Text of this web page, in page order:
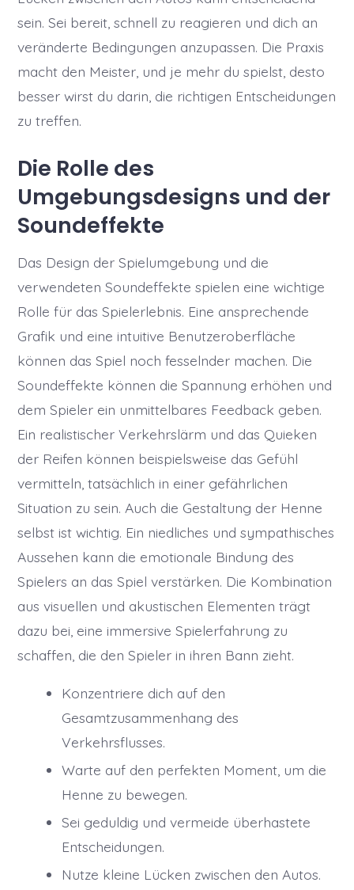
sein. Sei bereit, schnell zu reagieren und dich an
veränderte Bedingungen anzupassen. Die Praxis
macht den Meister, und je mehr du spielst, desto
besser wirst du darin, die richtigen Entscheidungen
zu treffen.
Die Rolle des
Umgebungsdesigns und der
Soundeffekte
Das Design der Spielumgebung und die
verwendeten Soundeffekte spielen eine wichtige
Rolle für das Spielerlebnis. Eine ansprechende
Grafik und eine intuitive Benutzeroberfläche
können das Spiel noch fesselnder machen. Die
Soundeffekte können die Spannung erhöhen und
dem Spieler ein unmittelbares Feedback geben.
Ein realistischer Verkehrslärm und das Quieken
der Reifen können beispielsweise das Gefühl
vermitteln, tatsächlich in einer gefährlichen
Situation zu sein. Auch die Gestaltung der Henne
selbst ist wichtig. Ein niedliches und sympathisches
Aussehen kann die emotionale Bindung des
Spielers an das Spiel verstärken. Die Kombination
aus visuellen und akustischen Elementen trägt
dazu bei, eine immersive Spielerfahrung zu
schaffen, die den Spieler in ihren Bann zieht.
Konzentriere dich auf den
Gesamtzusammenhang des
Verkehrsflusses.
Warte auf den perfekten Moment, um die
Henne zu bewegen.
Sei geduldig und vermeide überhastete
Entscheidungen.
Nutze kleine Lücken zwischen den Autos.